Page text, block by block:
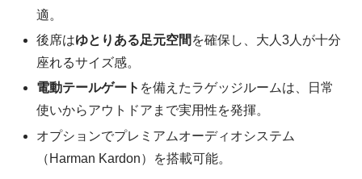
適。
後席はゆとりある足元空間 を確保し、大人3人が十分
座れるサイズ感。
電動テールゲート を備えたラゲッジルームは、日常
使いからアウトドアまで実用性を発揮。
オプションでプレミアムオーディオシステム
（Harman Kardon）を搭載可能。